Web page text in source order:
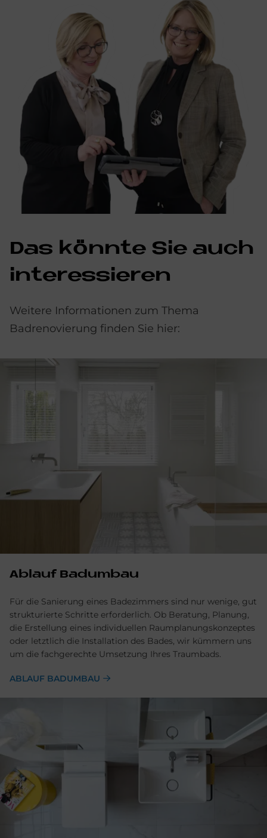
Das könnte Sie auch
interessieren
Weitere Informationen zum Thema
Badrenovierung finden Sie hier:
Ablauf Badumbau
Für die Sanierung eines Badezimmers sind nur wenige, gut
strukturierte Schritte erforderlich. Ob Beratung, Planung,
die Erstellung eines individuellen Raumplanungskonzeptes
oder letztlich die Installation des Bades, wir kümmern uns
um die fachgerechte Umsetzung Ihres Traumbads.
ABLAUF BADUMBAU